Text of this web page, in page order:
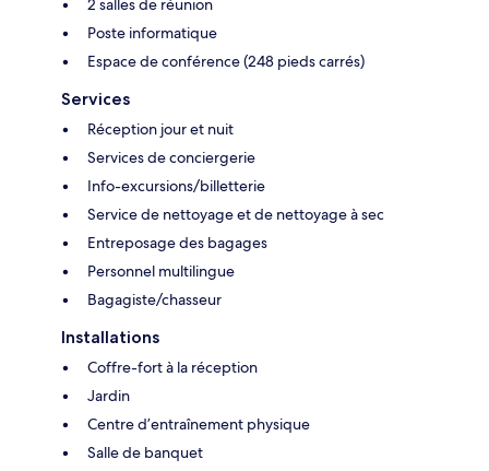
2 salles de réunion
Poste informatique
Espace de conférence (248 pieds carrés)
Services
Réception jour et nuit
Services de conciergerie
Info-excursions/billetterie
Service de nettoyage et de nettoyage à sec
Entreposage des bagages
Personnel multilingue
Bagagiste/chasseur
Installations
Coffre-fort à la réception
Jardin
Centre d’entraînement physique
Salle de banquet